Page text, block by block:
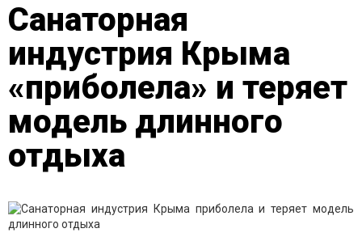
Санаторная
индустрия Крыма
«приболела» и теряет
модель длинного
отдыха